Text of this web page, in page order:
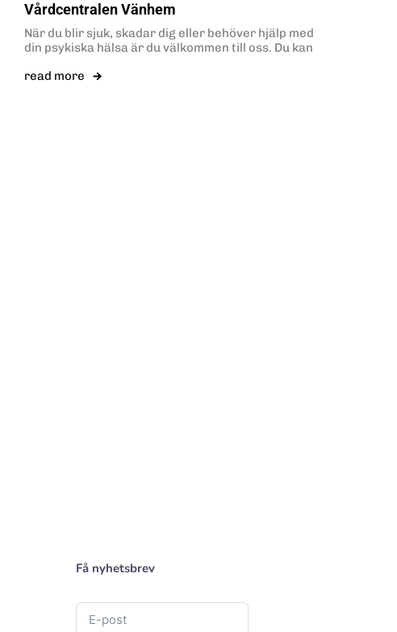
Vårdcentralen Vänhem
När du blir sjuk, skadar dig eller behöver hjälp med
din psykiska hälsa är du välkommen till oss. Du kan
read more
Få nyhetsbrev